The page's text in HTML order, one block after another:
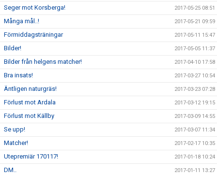
Seger mot Korsberga! 2017-05-25 08:51
Många mål..! 2017-05-21 09:59
Förmiddagsträningar 2017-05-11 15:47
Bilder! 2017-05-05 11:37
Bilder från helgens matcher! 2017-04-10 17:58
Bra insats! 2017-03-27 10:54
Äntligen naturgräs! 2017-03-23 07:28
Förlust mot Ardala 2017-03-12 19:15
Förlust mot Källby 2017-03-09 14:55
Se upp! 2017-03-07 11:34
Matcher! 2017-02-17 10:35
Utepremiär 170117! 2017-01-18 10:24
DM.. 2017-01-11 13:27